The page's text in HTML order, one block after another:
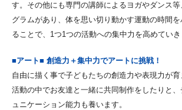
す。その他にも専門の講師によるヨガやダンス
グラムがあり、体を思い切り動かす運動の時間
ることで、1つ1つの活動への集中力を高めていき
■アート■ 創造力＋集中力でアートに挑戦！
自由に描く事で子どもたちの創造力や表現力が
活動の中でお友達と一緒に共同制作をしたりと、
ュニケーション能力も養います。